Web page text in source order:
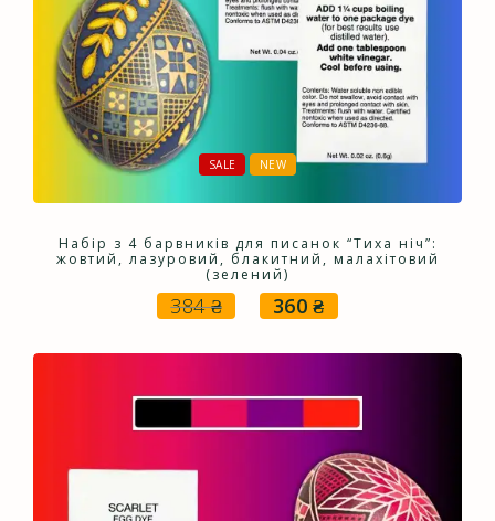
SALE NEW
Набір з 4 барвників для писанок “Тиха ніч”:
жовтий, лазуровий, блакитний, малахітовий
(зелений)
384₴
Оригінальна
384 ₴.
360₴
360 ₴.